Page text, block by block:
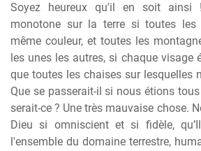
Soyez heureux qu'il en soit ainsi
monotone sur la terre si toutes
même couleur, et toutes les
les unes les autres, si chaque visage
que toutes les chaises sur lesquelles
Que se passerait-il si nous étions
serait-ce ? Une très mauvaise chose.
Dieu si omniscient et si fidèle,
l'ensemble du domaine terrestre,